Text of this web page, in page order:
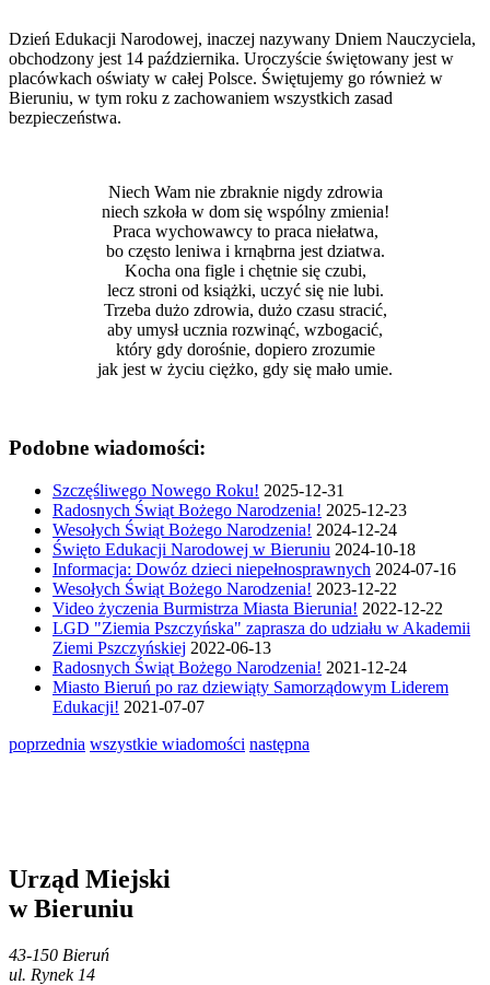
Dzień Edukacji Narodowej, inaczej nazywany Dniem Nauczyciela,
obchodzony jest 14 października. Uroczyście świętowany jest w
placówkach oświaty w całej Polsce. Świętujemy go również w
Bieruniu, w tym roku z zachowaniem wszystkich zasad
bezpieczeństwa.
Niech Wam nie zbraknie nigdy zdrowia
niech szkoła w dom się wspólny zmienia!
Praca wychowawcy to praca niełatwa,
bo często leniwa i krnąbrna jest dziatwa.
Kocha ona figle i chętnie się czubi,
lecz stroni od książki, uczyć się nie lubi.
Trzeba dużo zdrowia, dużo czasu stracić,
aby umysł ucznia rozwinąć, wzbogacić,
który gdy dorośnie, dopiero zrozumie
jak jest w życiu ciężko, gdy się mało umie.
Podobne wiadomości:
Szczęśliwego Nowego Roku! 2025-12-31
Radosnych Świąt Bożego Narodzenia! 2025-12-23
Wesołych Świąt Bożego Narodzenia! 2024-12-24
Święto Edukacji Narodowej w Bieruniu 2024-10-18
Informacja: Dowóz dzieci niepełnosprawnych 2024-07-16
Wesołych Świąt Bożego Narodzenia! 2023-12-22
Video życzenia Burmistrza Miasta Bierunia! 2022-12-22
LGD "Ziemia Pszczyńska" zaprasza do udziału w Akademii
Ziemi Pszczyńskiej 2022-06-13
Radosnych Świąt Bożego Narodzenia! 2021-12-24
Miasto Bieruń po raz dziewiąty Samorządowym Liderem
Edukacji! 2021-07-07
poprzednia wszystkie wiadomości następna
Urząd Miejski
w Bieruniu
43-150 Bieruń
ul. Rynek 14